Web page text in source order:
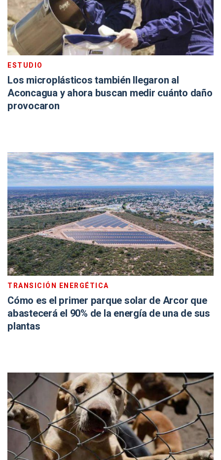
ESTUDIO
Los microplásticos también llegaron al
Aconcagua y ahora buscan medir cuánto daño
provocaron
TRANSICIÓN ENERGÉTICA
Cómo es el primer parque solar de Arcor que
abastecerá el 90% de la energía de una de sus
plantas